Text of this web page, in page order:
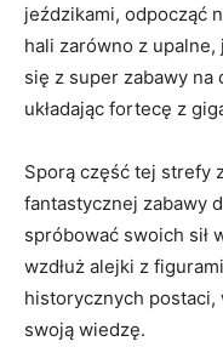
jeździkami, odpocząć
hali zarówno z
się z super zabawy na
układając fortecę z
Sporą część tej strefy
fantastycznej zabawy
spróbować swoich sił
wzdłuż alejki z
historycznych
swoją wiedzę.